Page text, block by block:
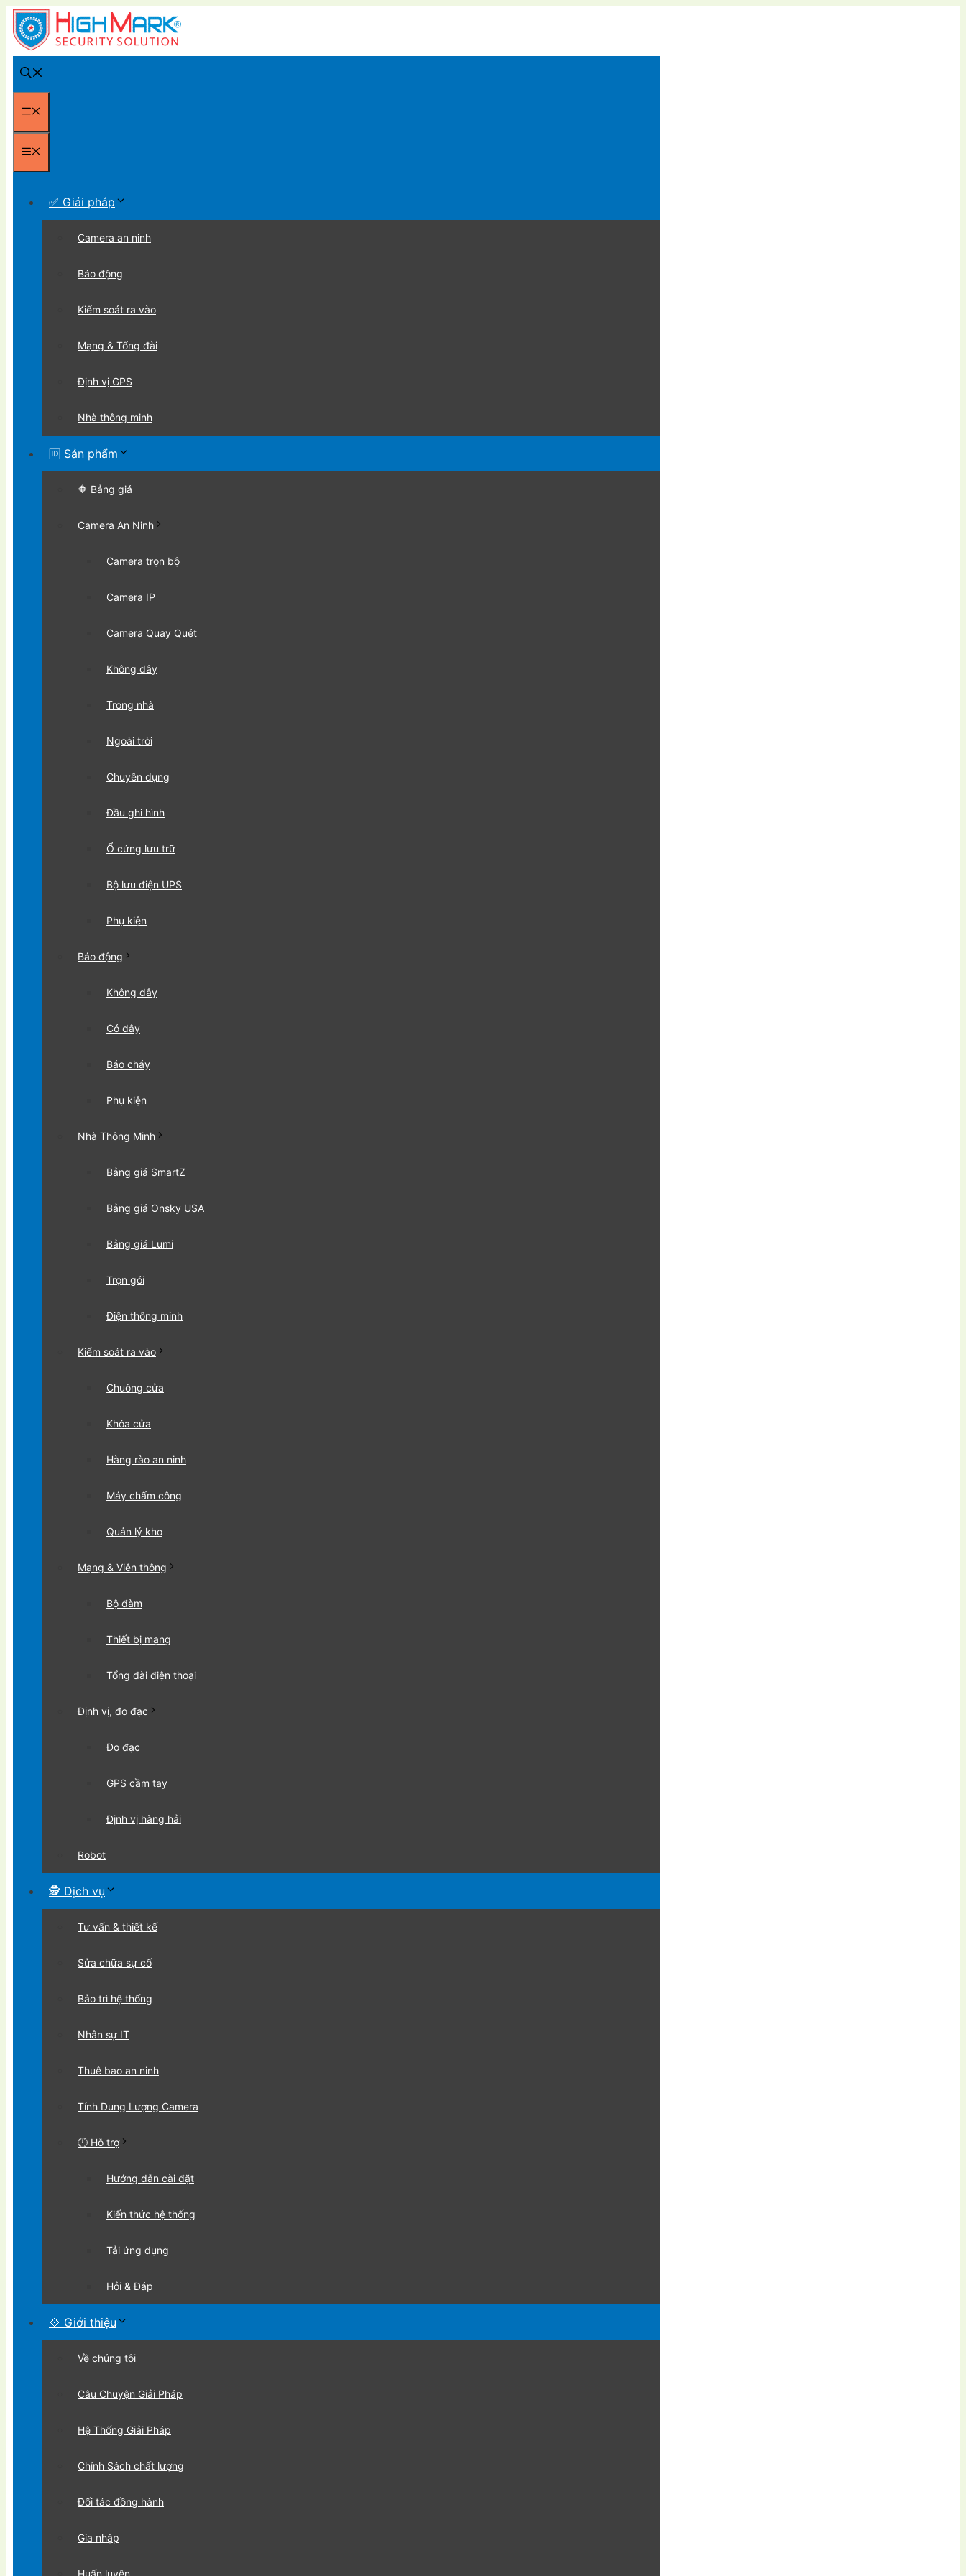
Chuyển
đến
nội
dung
Menu
Menu
✅ Giải pháp
Camera an ninh
Báo động
Kiểm soát ra vào
Mạng & Tổng đài
Định vị GPS
Nhà thông minh
🆔 Sản phẩm
🔶 Bảng giá
Camera An Ninh
Camera trọn bộ
Camera IP
Camera Quay Quét
Không dây
Trong nhà
Ngoài trời
Chuyên dụng
Đầu ghi hình
Ổ cứng lưu trữ
Bộ lưu điện UPS
Phụ kiện
Báo động
Không dây
Có dây
Báo cháy
Phụ kiện
Nhà Thông Minh
Bảng giá SmartZ
Bảng giá Onsky USA
Bảng giá Lumi
Trọn gói
Điện thông minh
Kiểm soát ra vào
Chuông cửa
Khóa cửa
Hàng rào an ninh
Máy chấm công
Quản lý kho
Mạng & Viễn thông
Bộ đàm
Thiết bị mạng
Tổng đài điện thoại
Định vị, đo đạc
Đo đạc
GPS cầm tay
Định vị hàng hải
Robot
🕵 Dịch vụ
Tư vấn & thiết kế
Sửa chữa sự cố
Bảo trì hệ thống
Nhân sự IT
Thuê bao an ninh
Tính Dung Lượng Camera
🕛 Hỗ trợ
Hướng dẫn cài đặt
Kiến thức hệ thống
Tải ứng dụng
Hỏi & Đáp
💠 Giới thiệu
Về chúng tôi
Câu Chuyện Giải Pháp
Hệ Thống Giải Pháp
Chính Sách chất lượng
Đối tác đồng hành
Gia nhập
Huấn luyện